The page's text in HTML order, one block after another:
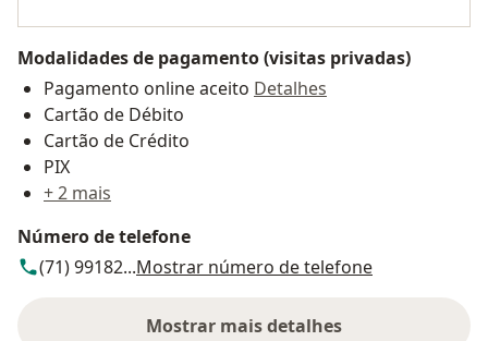
Modalidades de pagamento (visitas privadas)
Pagamento online aceito Detalhes
Cartão de Débito
Cartão de Crédito
PIX
+ 2 mais
Número de telefone
(71) 99182...Mostrar número de telefone
Mostrar mais detalhes